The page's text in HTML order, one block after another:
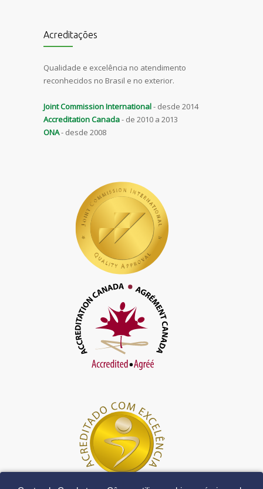
Acreditações
Qualidade e excelência no atendimento
reconhecidos no Brasil e no exterior.
Joint Commission International- desde 2014
Accreditation Canada- de 2010 a 2013
ONA- desde 2008